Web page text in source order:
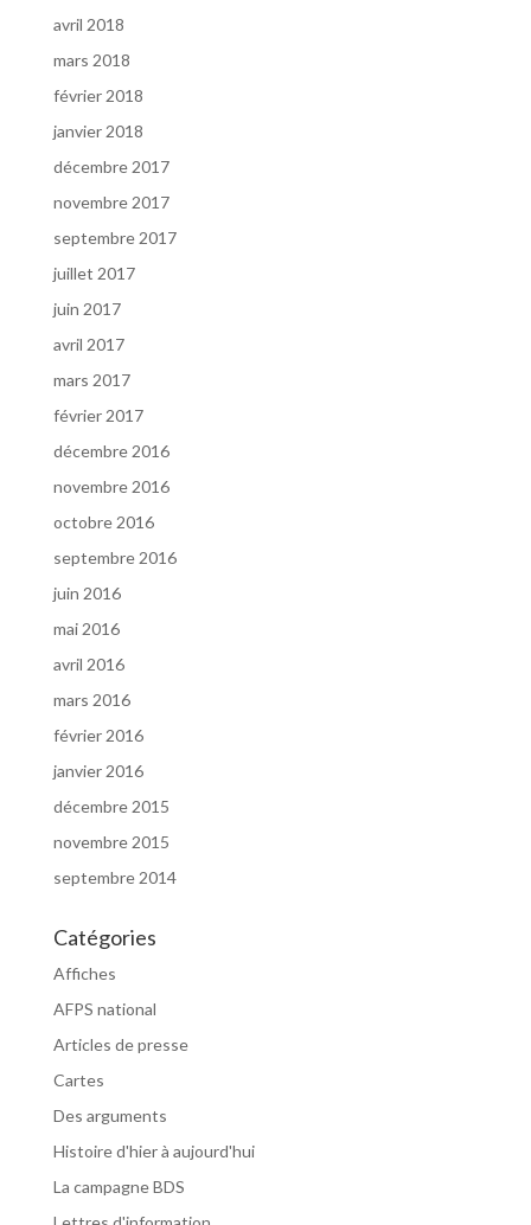
avril 2018
mars 2018
février 2018
janvier 2018
décembre 2017
novembre 2017
septembre 2017
juillet 2017
juin 2017
avril 2017
mars 2017
février 2017
décembre 2016
novembre 2016
octobre 2016
septembre 2016
juin 2016
mai 2016
avril 2016
mars 2016
février 2016
janvier 2016
décembre 2015
novembre 2015
septembre 2014
Catégories
Affiches
AFPS national
Articles de presse
Cartes
Des arguments
Histoire d'hier à aujourd'hui
La campagne BDS